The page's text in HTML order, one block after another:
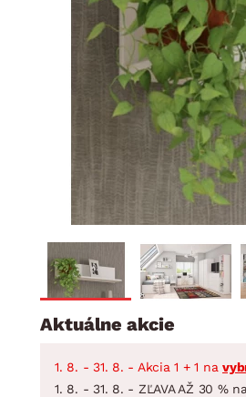
Detská izba
Predsieň, šatník a chodba
Kuchyňa
Kúpeľňa
Záhrada
BYTOVÝ TEXTIL
Prikrývky
Aktuálne akcie
1. 8. - 31. 8. - Akcia 1 + 1 na
1. 8. - 31. 8. - ZĽAVA AŽ 30 %